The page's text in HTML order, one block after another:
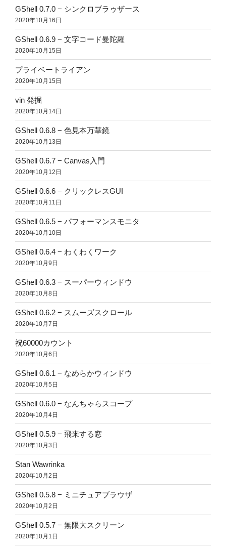
GShell 0.7.0 − シンクロブラゥザース
2020年10月16日
GShell 0.6.9 − 文字コード曼陀羅
2020年10月15日
プライベートライアン
2020年10月15日
vin 発掘
2020年10月14日
GShell 0.6.8 − 色見本万華鏡
2020年10月13日
GShell 0.6.7 − Canvas入門
2020年10月12日
GShell 0.6.6 − クリックレスGUI
2020年10月11日
GShell 0.6.5 − パフォーマンスモニタ
2020年10月10日
GShell 0.6.4 − わくわくワーク
2020年10月9日
GShell 0.6.3 − スーパーウィンドウ
2020年10月8日
GShell 0.6.2 − スムーズスクロール
2020年10月7日
祝60000カウント
2020年10月6日
GShell 0.6.1 − なめらかウィンドウ
2020年10月5日
GShell 0.6.0 − なんちゃらスコープ
2020年10月4日
GShell 0.5.9 − 飛来する窓
2020年10月3日
Stan Wawrinka
2020年10月2日
GShell 0.5.8 − ミニチュアブラウザ
2020年10月2日
GShell 0.5.7 − 無限大スクリーン
2020年10月1日